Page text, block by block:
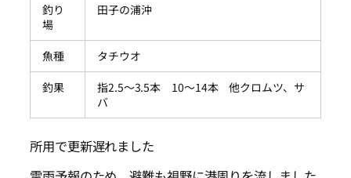
釣り
場
田子の浦沖
魚種
タチウオ
釣果
指2.5～3.5本 10～14本 他クロムツ、サ
バ
所用で更新遅れました